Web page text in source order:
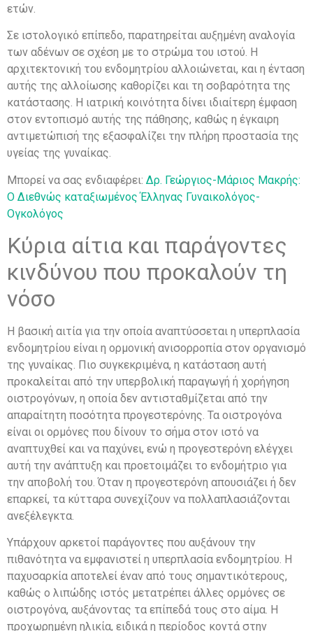
ετών.
Σε ιστολογικό επίπεδο, παρατηρείται αυξημένη αναλογία
των αδένων σε σχέση με το στρώμα του ιστού. Η
αρχιτεκτονική του ενδομητρίου αλλοιώνεται, και η ένταση
αυτής της αλλοίωσης καθορίζει και τη σοβαρότητα της
κατάστασης. Η ιατρική κοινότητα δίνει ιδιαίτερη έμφαση
στον εντοπισμό αυτής της πάθησης, καθώς η έγκαιρη
αντιμετώπισή της εξασφαλίζει την πλήρη προστασία της
υγείας της γυναίκας.
Mπορεί να σας ενδιαφέρει: Δρ. Γεώργιος-Μάριος Μακρής:
Ο Διεθνώς καταξιωμένος Έλληνας Γυναικολόγος-
Ογκολόγος
Κύρια αίτια και παράγοντες
κινδύνου που προκαλούν τη
νόσο
Η βασική αιτία για την οποία αναπτύσσεται η υπερπλασία
ενδομητρίου είναι η ορμονική ανισορροπία στον οργανισμό
της γυναίκας. Πιο συγκεκριμένα, η κατάσταση αυτή
προκαλείται από την υπερβολική παραγωγή ή χορήγηση
οιστρογόνων, η οποία δεν αντισταθμίζεται από την
απαραίτητη ποσότητα προγεστερόνης. Τα οιστρογόνα
είναι οι ορμόνες που δίνουν το σήμα στον ιστό να
αναπτυχθεί και να παχύνει, ενώ η προγεστερόνη ελέγχει
αυτή την ανάπτυξη και προετοιμάζει το ενδομήτριο για
την αποβολή του. Όταν η προγεστερόνη απουσιάζει ή δεν
επαρκεί, τα κύτταρα συνεχίζουν να πολλαπλασιάζονται
ανεξέλεγκτα.
Υπάρχουν αρκετοί παράγοντες που αυξάνουν την
πιθανότητα να εμφανιστεί η υπερπλασία ενδομητρίου. Η
παχυσαρκία αποτελεί έναν από τους σημαντικότερους,
καθώς ο λιπώδης ιστός μετατρέπει άλλες ορμόνες σε
οιστρογόνα, αυξάνοντας τα επίπεδά τους στο αίμα. Η
προχωρημένη ηλικία, ειδικά η περίοδος κοντά στην